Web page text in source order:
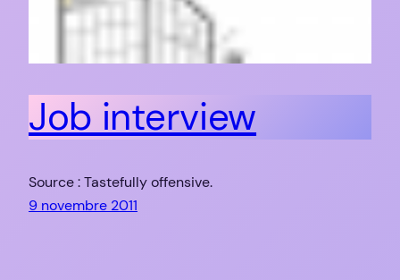
Job interview
Source : Tastefully offensive.
9 novembre 2011